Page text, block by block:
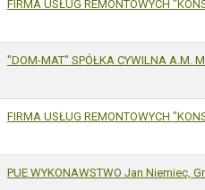
FIRMA USŁUG REMONTOWYCH
"DOM-MAT" SPÓŁKA CYWILNA A.M.
FIRMA USŁUG REMONTOWYCH
PUE WYKONAWSTWO Jan Niemiec,